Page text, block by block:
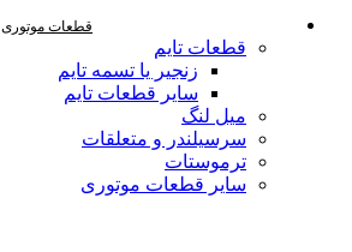
قطعات موتوری
قطعات تایم
زنجیر یا تسمه تایم
سایر قطعات تایم
میل لنگ
سرسیلندر و متعلقات
ترموستات
سایر قطعات موتوری